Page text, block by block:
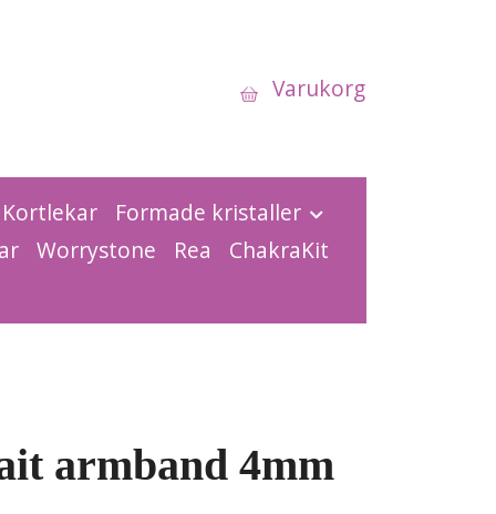
Varukorg
Kortlekar
Formade kristaller
Worrystone Rea
ChakraKit
armband 4mm